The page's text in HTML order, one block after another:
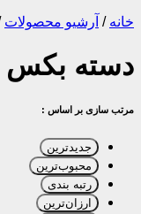
خانه / آرشیو محصولات
دسته بکس
مرتب سازی بر اساس :
جدیدترین
محبوب‌ترین
رتبه بندی
ارزان‌ترین